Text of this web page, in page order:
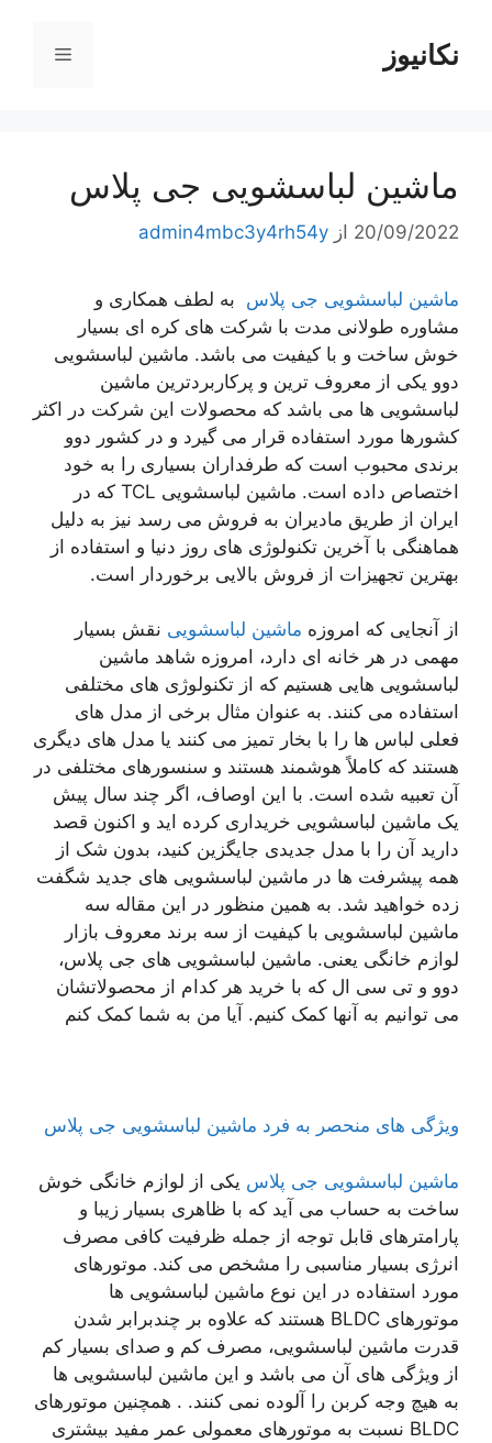
محتوانکانیوز فهرست
ماشین لباسشویی جی پلاس
20/09/2022 از admin4mbc3y4rh54y
ماشین لباسشویی جی پلاس به لطف همکاری و
مشاوره طولانی مدت با شرکت های کره ای بسیار
خوش ساخت و با کیفیت می باشد. ماشین لباسشویی
دوو یکی از معروف ترین و پرکاربردترین ماشین
لباسشویی ها می باشد که محصولات این شرکت در اکثر
کشورها مورد استفاده قرار می گیرد و در کشور دوو
برندی محبوب است که طرفداران بسیاری را به خود
اختصاص داده است. ماشین لباسشویی TCL که در
ایران از طریق مادیران به فروش می رسد نیز به دلیل
هماهنگی با آخرین تکنولوژی های روز دنیا و استفاده از
بهترین تجهیزات از فروش بالایی برخوردار است.
از آنجایی که امروزه ماشین لباسشویی نقش بسیار
مهمی در هر خانه ای دارد، امروزه شاهد ماشین
لباسشویی هایی هستیم که از تکنولوژی های مختلفی
استفاده می کنند. به عنوان مثال برخی از مدل های
فعلی لباس ها را با بخار تمیز می کنند یا مدل های دیگری
هستند که کاملاً هوشمند هستند و سنسورهای مختلفی در
آن تعبیه شده است. با این اوصاف، اگر چند سال پیش
یک ماشین لباسشویی خریداری کرده اید و اکنون قصد
دارید آن را با مدل جدیدی جایگزین کنید، بدون شک از
همه پیشرفت ها در ماشین لباسشویی های جدید شگفت
زده خواهید شد. به همین منظور در این مقاله سه
ماشین لباسشویی با کیفیت از سه برند معروف بازار
لوازم خانگی یعنی. ماشین لباسشویی های جی پلاس،
دوو و تی سی ال که با خرید هر کدام از محصولاتشان
می توانیم به آنها کمک کنیم. آیا من به شما کمک کنم
ویژگی های منحصر به فرد ماشین لباسشویی جی پلاس
ماشین لباسشویی جی پلاس یکی از لوازم خانگی خوش
ساخت به حساب می آید که با ظاهری بسیار زیبا و
پارامترهای قابل توجه از جمله ظرفیت کافی مصرف
انرژی بسیار مناسبی را مشخص می کند. موتورهای
مورد استفاده در این نوع ماشین لباسشویی ها
موتورهای BLDC هستند که علاوه بر چندبرابر شدن
قدرت ماشین لباسشویی، مصرف کم و صدای بسیار کم
از ویژگی های آن می باشد و این ماشین لباسشویی ها
به هیچ وجه کربن را آلوده نمی کنند. . همچنین موتورهای
BLDC نسبت به موتورهای معمولی عمر مفید بیشتری